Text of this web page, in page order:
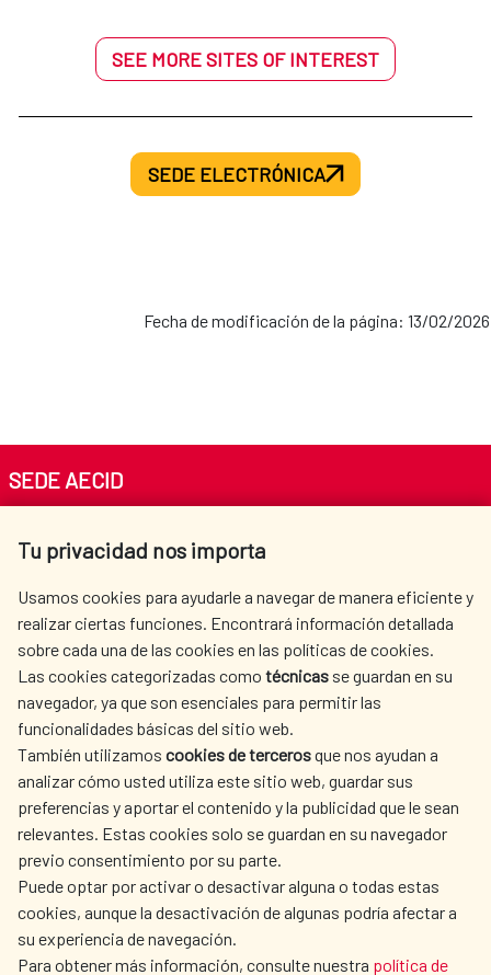
SEE MORE SITES OF INTEREST
SEDE ELECTRÓNICA
Fecha de modificación de la página: 13/02/2026
Tu privacidad nos importa
Usamos cookies para ayudarle a navegar de manera eficiente y
realizar ciertas funciones. Encontrará información detallada
sobre cada una de las cookies en las políticas de cookies.
Las cookies categorizadas como técnicas se guardan en su
navegador, ya que son esenciales para permitir las
funcionalidades básicas del sitio web.
También utilizamos cookies de tercerosque nos ayudan a
analizar cómo usted utiliza este sitio web, guardar sus
preferencias y aportar el contenido y la publicidad que le sean
relevantes. Estas cookies solo se guardan en su navegador
previo consentimiento por su parte.
Puede optar por activar o desactivar alguna o todas estas
cookies, aunque la desactivación de algunas podría afectar a
su experiencia de navegación.
Para obtener más información, consulte nuestra política de
SEDE AECID
Tel. +34 900 20 30 54​​​​​​​
AECID
WHERE DO WE COOPERATE?
SPANISH HUMANITARIAN
ACTION
PRESS ROOM
CULTURE AND SCIENCE LIBRARY
OUR SOCIAL MEDIA